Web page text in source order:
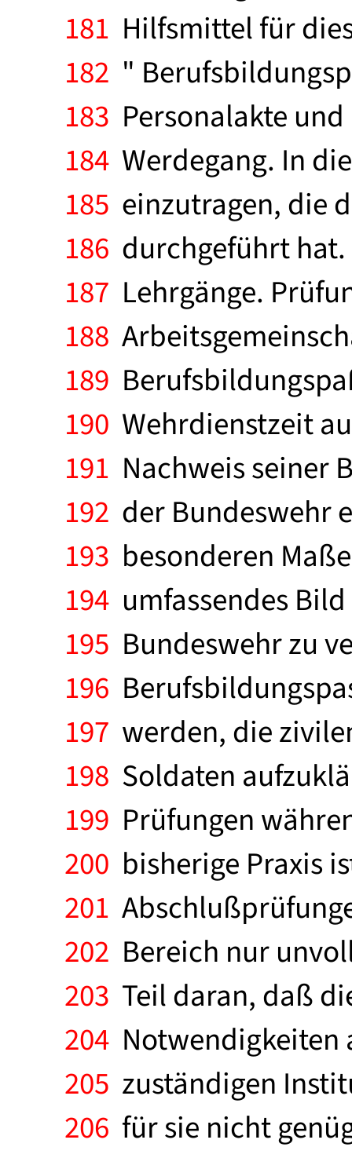
181 Hilfsmittel für
182 "
183 Personalakte
184 Werdegang. In
185 einzutragen, die
186 durchgeführt
187 Lehrgänge.
188
189
190 Wehrdienstzeit
191 Nachweis seiner
192 der Bundeswehr
193 besonderen
194 umfassendes
195 Bundeswehr zu
196
197 werden, die
198 Soldaten
199 Prüfungen
200 bisherige Praxis
201
202 Bereich nur
203 Teil daran, daß
204 Notwendigkeiten
205 zuständigen
206 für sie nicht